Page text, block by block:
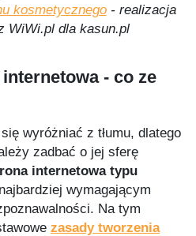
kosmetycznego- realizacja
WiWi.pl dla kasun.pl
- co ze
wyróżniać z tłumu, dlatego
zadbać o jej sferę
internetowa typu
wymagającym
Na tym
zasady tworzenia